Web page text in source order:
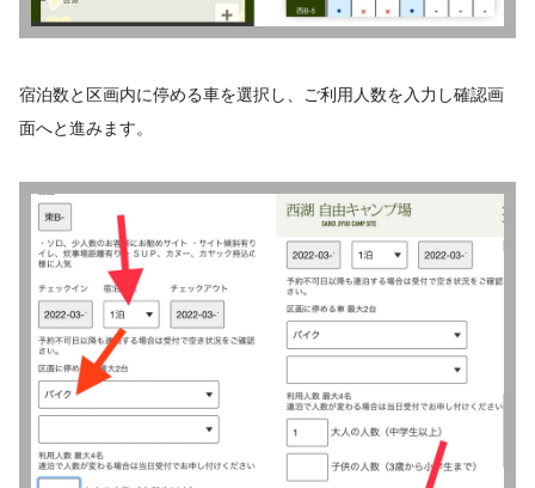
宿泊数と区画内に停める車を選択し、ご利用人数を入力し確認画
面へと進みます。